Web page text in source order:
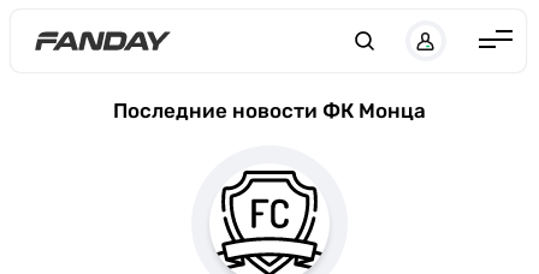
Последние новости ФК Монца